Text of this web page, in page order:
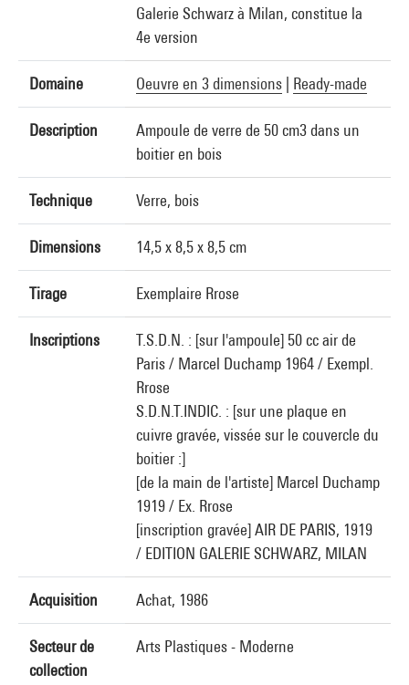
Galerie Schwarz à Milan, constitue la
4e version
Domaine Oeuvre en 3 dimensions Ready-made
Description
Ampoule de verre de 50 cm3 dans un
boitier en bois
Technique Verre, bois
Dimensions 14,5 x 8,5 x 8,5 cm
Tirage Exemplaire Rrose
Inscriptions
T.S.D.N. : [sur l'ampoule] 50 cc air de
Paris / Marcel Duchamp 1964 / Exempl.
Rrose
S.D.N.T.INDIC. : [sur une plaque en
cuivre gravée, vissée sur le couvercle du
boitier :]
[de la main de l'artiste] Marcel Duchamp
1919 / Ex. Rrose
[inscription gravée] AIR DE PARIS, 1919
/ EDITION GALERIE SCHWARZ, MILAN
Acquisition Achat, 1986
Secteur de
collection
Arts Plastiques - Moderne